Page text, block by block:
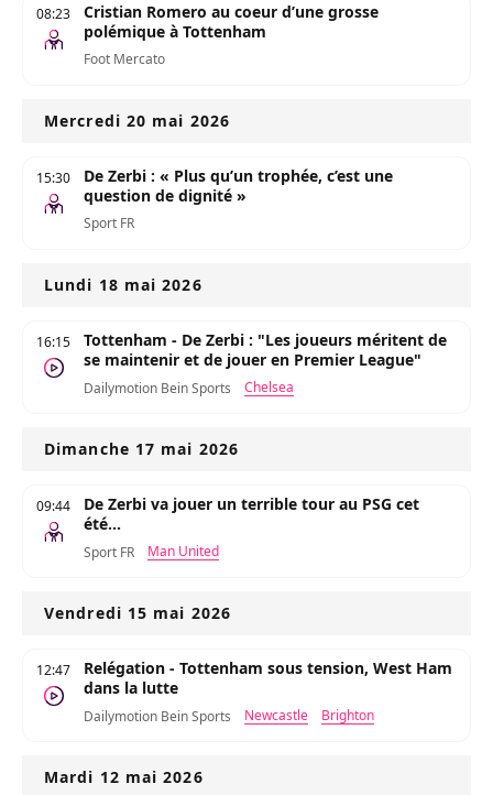
08:23
Cristian Romero au coeur d’une grosse
polémique à Tottenham
Foot Mercato
Mercredi 20 mai 2026
15:30
De Zerbi : « Plus qu’un trophée, c’est une
question de dignité »
Sport FR
Lundi 18 mai 2026
16:15
Tottenham - De Zerbi : "Les joueurs méritent de
se maintenir et de jouer en Premier League"
Dailymotion Bein Sports Chelsea
Dimanche 17 mai 2026
09:44
De Zerbi va jouer un terrible tour au PSG cet
été...
Sport FR Man United
Vendredi 15 mai 2026
12:47
Relégation - Tottenham sous tension, West Ham
dans la lutte
Dailymotion Bein Sports Newcastle Brighton
Mardi 12 mai 2026